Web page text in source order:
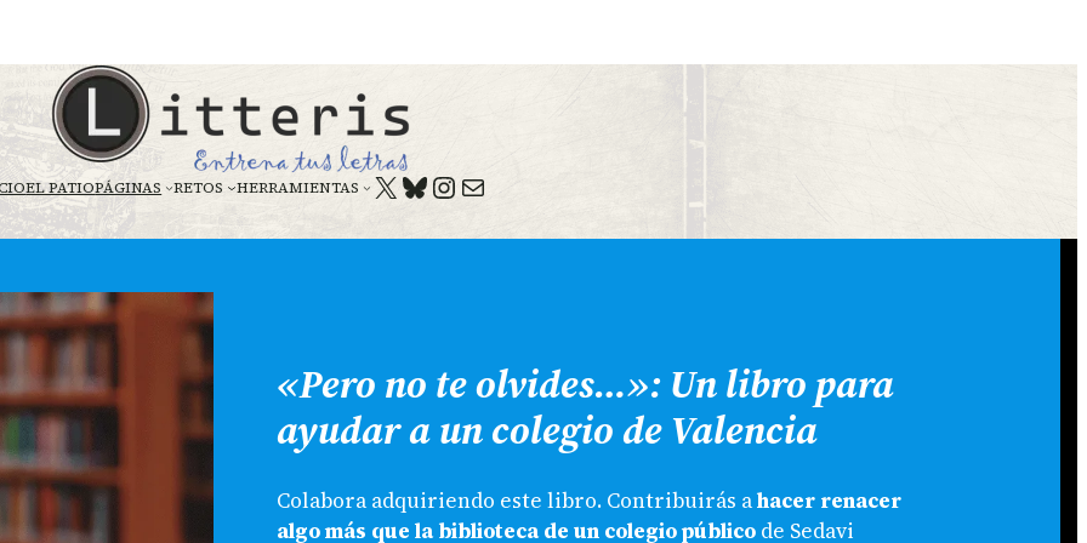
EL PATIOPÁGINAS RETOS HERRAMIENTAS X BLUESKY
HTTPS://WWW.INSTAGRAM.COM/LITTERISWEB/
CORREO ELECTRÓNICO
«Pero no te olvides…»: Un libro para
ayudar a un colegio de Valencia
Colabora adquiriendo este libro. Contribuirás ahacer renacer
algo más que la biblioteca de un colegio públicode Sedavi